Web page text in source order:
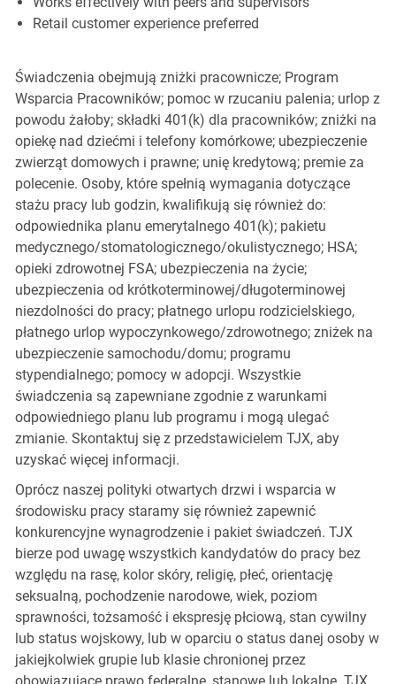
Retail customer experience preferred
Świadczenia obejmują zniżki pracownicze; Program
Wsparcia Pracowników; pomoc w rzucaniu palenia; urlop z
powodu żałoby; składki 401(k) dla pracowników; zniżki na
opiekę nad dziećmi i telefony komórkowe; ubezpieczenie
zwierząt domowych i prawne; unię kredytową; premie za
polecenie. Osoby, które spełnią wymagania dotyczące
stażu pracy lub godzin, kwalifikują się również do:
odpowiednika planu emerytalnego 401(k); pakietu
medycznego/stomatologicznego/okulistycznego; HSA;
opieki zdrowotnej FSA; ubezpieczenia na życie;
ubezpieczenia od krótkoterminowej/długoterminowej
niezdolności do pracy; płatnego urlopu rodzicielskiego,
płatnego urlop wypoczynkowego/zdrowotnego; zniżek na
ubezpieczenie samochodu/domu; programu
stypendialnego; pomocy w adopcji. Wszystkie
świadczenia są zapewniane zgodnie z warunkami
odpowiedniego planu lub programu i mogą ulegać
zmianie. Skontaktuj się z przedstawicielem TJX, aby
uzyskać więcej informacji.
Oprócz naszej polityki otwartych drzwi i wsparcia w
środowisku pracy staramy się również zapewnić
konkurencyjne wynagrodzenie i pakiet świadczeń. TJX
bierze pod uwagę wszystkich kandydatów do pracy bez
względu na rasę, kolor skóry, religię, płeć, orientację
seksualną, pochodzenie narodowe, wiek, poziom
sprawności, tożsamość i ekspresję płciową, stan cywilny
lub status wojskowy, lub w oparciu o status danej osoby w
jakiejkolwiek grupie lub klasie chronionej przez
obowiązujące prawo federalne, stanowe lub lokalne. TJX